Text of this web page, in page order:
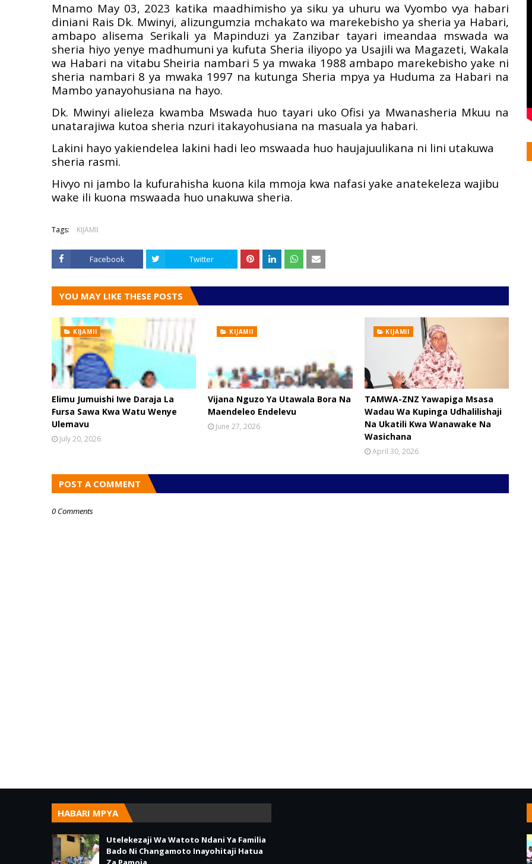
Mnamo May 03, 2023 katika maadhimisho ya siku ya uhuru wa Vyombo vya habari
diniani Rais Dk. Mwinyi, alizungumzia mchakato wa marekebisho ya sheria ya Habari,
ambapo alisema Serikali ya Mapinduzi ya Zanzibar tayari imeandaa mswada wa
sheria hiyo yenye madhumuni ya kufuta Sheria iliyopo ya Usajili wa Magazeti, Wakala
wa Habari na vitabu Sheiria nambari 5 ya mwaka 1988 ambapo marekebisho yake ni
sheria nambari 8 ya mwaka 1997 na kutunga Sheria mpya ya Huduma za Habari na
Mambo yanayohusiana na hayo.
Dk. Mwinyi alieleza kwamba Mswada huo tayari uko Ofisi ya Mwanasheria Mkuu na
unatarajiwa kutoa sheria nzuri itakayohusiana na masuala ya habari.
Lakini hayo yakiendelea lakini hadi leo mswaada huo haujajuulikana ni lini utakuwa
sheria rasmi.
Hivyo ni jambo la kufurahisha kuona kila mmoja kwa nafasi yake anatekeleza wajibu
wake ili kuona mswaada huo unakuwa sheria.
Tags: KIJAMII
Facebook Twitter
YOU MAY LIKE THESE POSTS
KIJAMII
Elimu Jumuishi Iwe Daraja La
Fursa Sawa Kwa Watu Wenye
Ulemavu
July 20, 2026
KIJAMII
Vijana Nguzo Ya Utawala Bora Na
Maendeleo Endelevu
June 27, 2026
KIJAMII
TAMWA-ZNZ Yawapiga Msasa
Wadau Wa Kupinga Udhalilishaji
Na Ukatili Kwa Wanawake Na
Wasichana
April 30, 2026
POST A COMMENT
0 Comments
HABARI MPYA
Utelekezaji Wa Watoto Ndani Ya Familia
Bado Ni Changamoto Inayohitaji Hatua